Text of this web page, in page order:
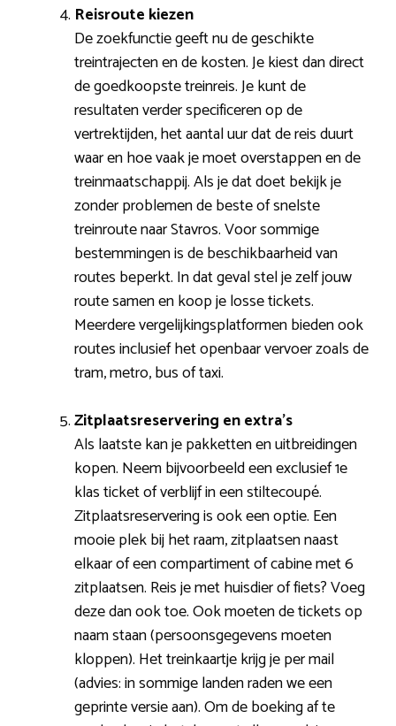
Reisroute kiezen
De zoekfunctie geeft nu de geschikte
treintrajecten en de kosten. Je kiest dan direct
de goedkoopste treinreis. Je kunt de
resultaten verder specificeren op de
vertrektijden, het aantal uur dat de reis duurt
waar en hoe vaak je moet overstappen en de
treinmaatschappij. Als je dat doet bekijk je
zonder problemen de beste of snelste
treinroute naar Stavros. Voor sommige
bestemmingen is de beschikbaarheid van
routes beperkt. In dat geval stel je zelf jouw
route samen en koop je losse tickets.
Meerdere vergelijkingsplatformen bieden ook
routes inclusief het openbaar vervoer zoals de
tram, metro, bus of taxi.
Zitplaatsreservering en extra’s
Als laatste kan je pakketten en uitbreidingen
kopen. Neem bijvoorbeeld een exclusief 1e
klas ticket of verblijf in een stiltecoupé.
Zitplaatsreservering is ook een optie. Een
mooie plek bij het raam, zitplaatsen naast
elkaar of een compartiment of cabine met 6
zitplaatsen. Reis je met huisdier of fiets? Voeg
deze dan ook toe. Ook moeten de tickets op
naam staan (persoonsgegevens moeten
kloppen). Het treinkaartje krijg je per mail
(advies: in sommige landen raden we een
geprinte versie aan). Om de boeking af te